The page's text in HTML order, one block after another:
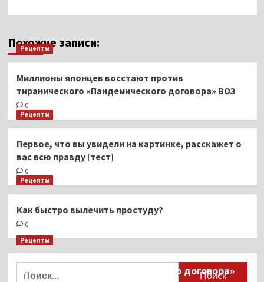
Похожие записи:
Рецепты
Миллионы японцев восстают против
тиранического «Пандемического договора» ВОЗ
0
Рецепты
Первое, что вы увидели на картинке, расскажет о
вас всю правду [тест]
0
Рецепты
Как быстро вылечить простуду?
0
Рецепты
Миллионы японцев восстают против
тиранического «Пандемического договора»